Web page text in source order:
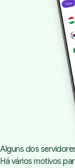
Alguns dos
Há vários motivos